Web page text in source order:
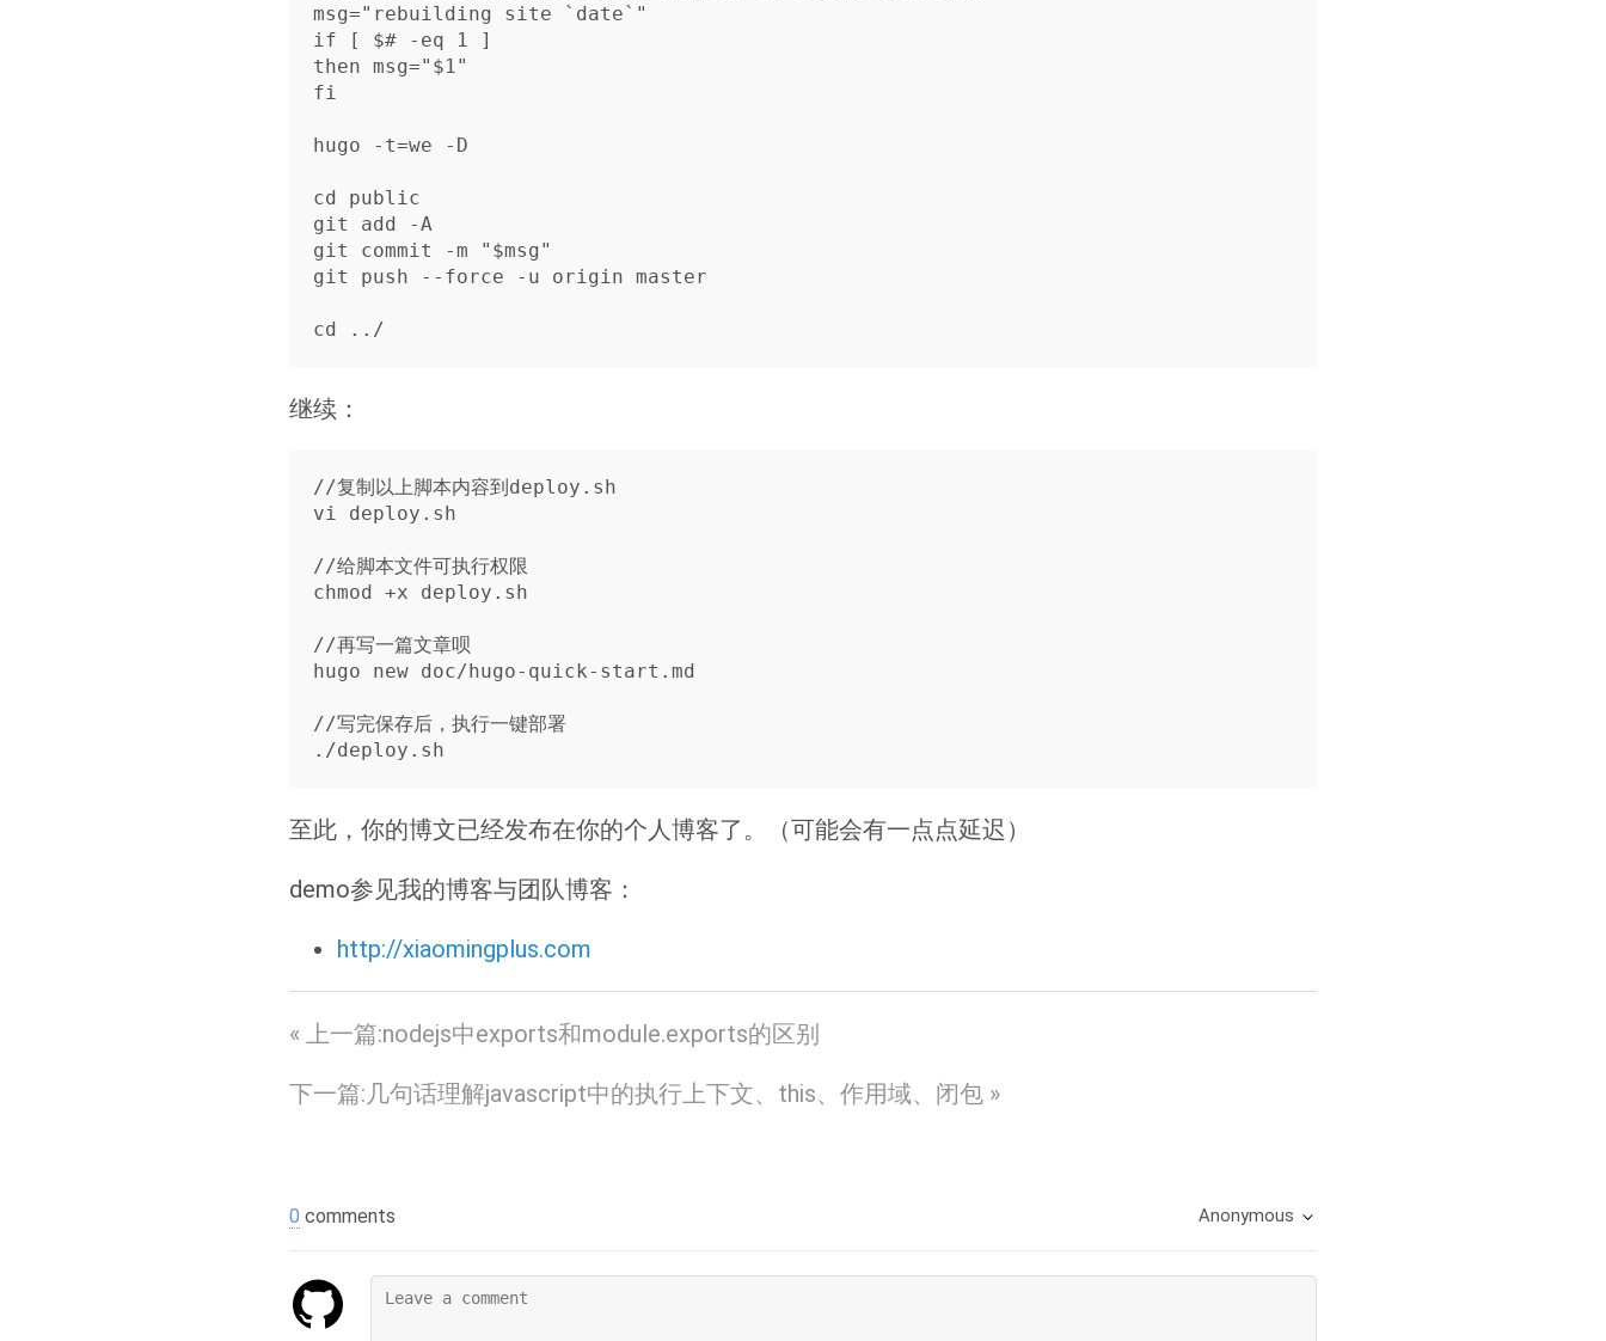
msg="rebuilding site `date`"
if [ $# -eq 1 ]
then msg="$1"
fi
hugo -t=we -D
cd public
git add -A
git commit -m "$msg"
git push --force -u origin master
继续：
//复制以上脚本内容到deploy.sh
vi deploy.sh
//给脚本文件可执行权限
chmod +x deploy.sh
//再写一篇文章呗
hugo new doc/hugo-quick-start.md
//写完保存后，执行一键部署
至此，你的博文已经发布在你的个人博客了。（可能会有一点点延迟）
demo参见我的博客与团队博客：
http://xiaomingplus.com
« 上一篇:nodejs中exports和module.exports的区别
下一篇:几句话理解javascript中的执行上下文、this、作用域、闭包 »
0 comments Anonymous